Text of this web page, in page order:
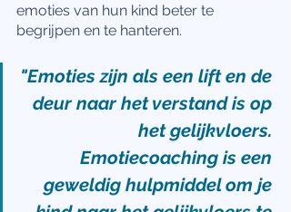
emoties van hun kind beter te
begrijpen en te hanteren.
"Emoties zijn als een lift en de
deur naar het verstand is op
het gelijkvloers.
Emotiecoaching is een
geweldig hulpmiddel om je